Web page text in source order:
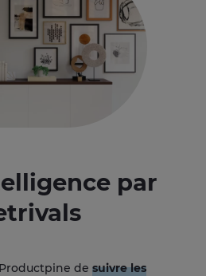
par
de suivre les